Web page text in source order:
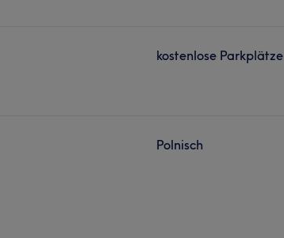
kostenlose Parkplätze
Polnisch